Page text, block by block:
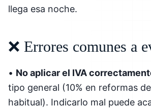
llega esa noche.
❌ Errores comunes a
• No aplicar el IVA
tipo general (10% en reformas
habitual). Indicarlo mal puede